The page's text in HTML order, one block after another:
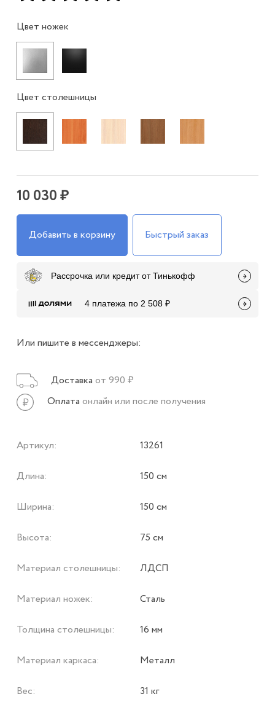
Цвет ножек
Цвет столешницы
10 030 ₽
Добавить в корзину Быстрый заказ
Рассрочка или кредит от Тинькофф
4 платежа по 2 508 ₽
Или пишите в мессенджеры:
Доставка от 990 ₽
Оплата онлайн или после получения
Артикул: 13261
Длина: 150 см
Ширина: 150 см
Высота: 75 см
Материал столешницы: ЛДСП
Материал ножек: Сталь
Толщина столешницы: 16 мм
Материал каркаса: Металл
Вес: 31 кг